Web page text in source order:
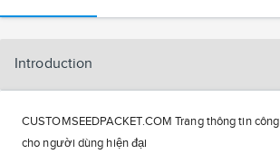
Introduction
CUSTOMSEEDPACKET.COM Trang thông tin
cho người dùng hiện đại